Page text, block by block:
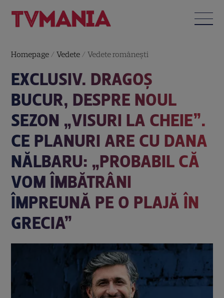
Homepage /Vedete /Vedete româneşti
EXCLUSIV. DRAGOȘ
BUCUR, DESPRE NOUL
SEZON „VISURI LA CHEIE”.
CE PLANURI ARE CU DANA
NĂLBARU: „PROBABIL CĂ
VOM ÎMBĂTRÂNI
ÎMPREUNĂ PE O PLAJĂ ÎN
GRECIA”